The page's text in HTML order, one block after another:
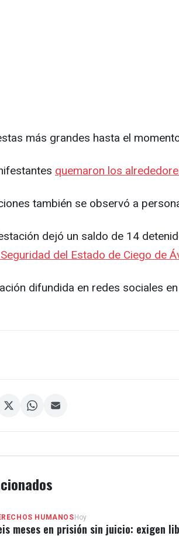
más grandes hasta el
quemaron los
también se observó a
dejó un saldo de 14
del Estado de Ciego de
difundida en redes sociales
HUMANOS Hoy
meses en prisión sin juicio: exigen